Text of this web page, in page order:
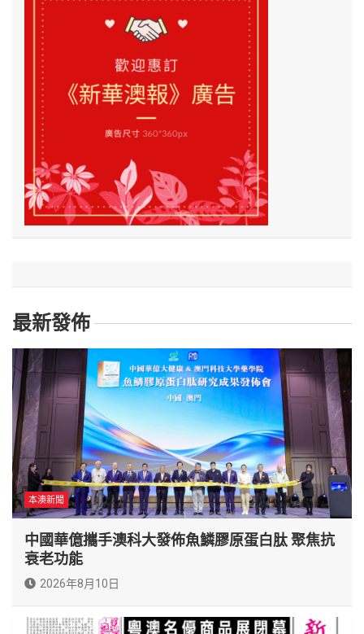
最新發佈
本澳新聞
中國華億攜手澳科大發佈魚鱗膠原蛋白肽 聚焦抗
衰老功能
2026年8月10日